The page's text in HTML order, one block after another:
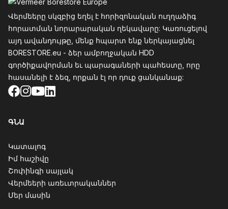
Վերմեերը սկզբից եղել է հորիզոնական ուղղաձիգ
հորատման նորարարական ղեկավարը: Կառուցելով
այդ ավանդույթը, մենք հպարտ ենք ներկայացնել
BORESTORE.eu - ձեր ամբողջական HDD
գործիքավորման եւ պարագաների պահեստը, որը
հասանելի է ձեզ, որքան էլ որ դուք ցանկանաք:
Facebook
Instagram
YouTube
LinkedIn
ԳՆԱ
Կատալոգ
Իմ հաշիվը
Շոփինգի սայլակ
Վերմեերի առեւտրականներ
Մեր մասին